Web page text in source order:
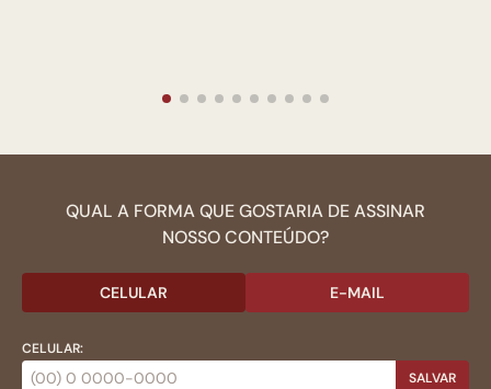
QUAL A FORMA QUE GOSTARIA DE ASSINAR
NOSSO CONTEÚDO?
CELULAR E-MAIL
CELULAR:
SALVAR